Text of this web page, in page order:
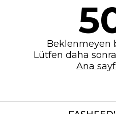
Beklenmeyen
Lütfen daha
Ana